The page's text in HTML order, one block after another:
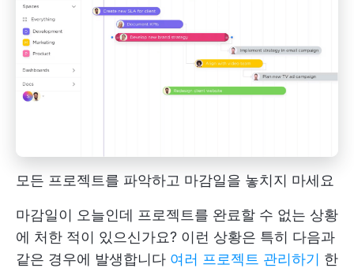
모든 프로젝트를 파악하고 마감일을 놓치지 마세요
마감일이 오늘인데 프로젝트를 완료할 수 없는 상황
에 처한 적이 있으신가요? 이런 상황은 특히 다음과
같은 경우에 발생합니다 여러 프로젝트 관리하기 한